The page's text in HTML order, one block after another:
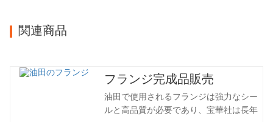
関連商品
フランジ完成品販売
油田で使用されるフランジは強力なシー
ルと高品質が必要であり、宝華社は長年